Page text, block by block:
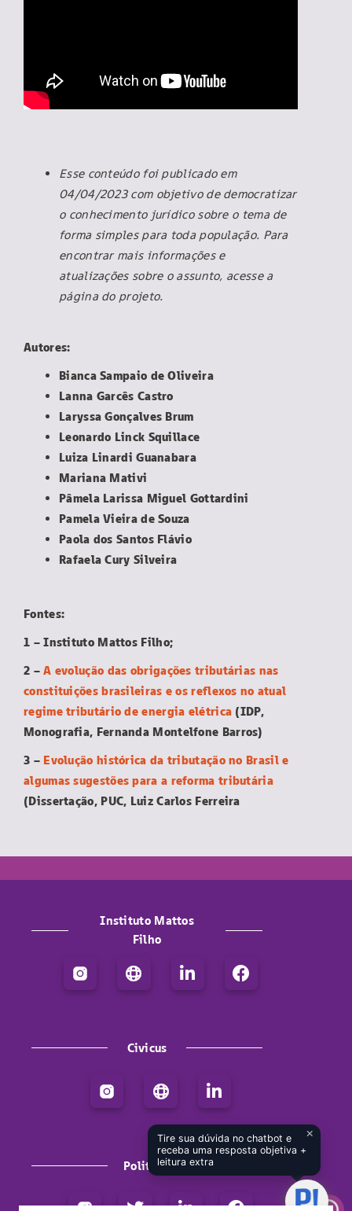
Esse conteúdo foi publicado em
04/04/2023 com objetivo de democratizar
o conhecimento jurídico sobre o tema de
forma simples para toda população. Para
encontrar mais informações e
atualizações sobre o assunto, acesse a
página do projeto.
Autores:
Bianca Sampaio de Oliveira
Lanna Garcês Castro
Laryssa Gonçalves Brum
Leonardo Linck Squillace
Luiza Linardi Guanabara
Mariana Mativi
Pâmela Larissa Miguel Gottardini
Pamela Vieira de Souza
Paola dos Santos Flávio
Rafaela Cury Silveira
Fontes:
1 – Instituto Mattos Filho;
2 –A evolução das obrigações tributárias nas
constituições brasileiras e os reflexos no atual
regime tributário de energia elétrica (IDP,
Monografia, Fernanda Montelfone Barros)
3 – Evolução histórica da tributação no Brasil e
algumas sugestões para a reforma tributária
(Dissertação, PUC, Luiz Carlos Ferreira
Instituto Mattos
Filho
L
i
d
i
n
F
a
o
Civicus
L
i
k
e
n
Politize!
TwitterLinkedin-Facebook
Tire sua dúvida no chatbot e
receba uma resposta objetiva +
leitura extra
×